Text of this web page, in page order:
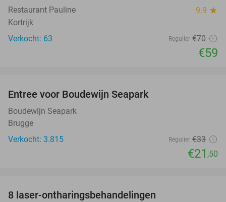
Restaurant Pauline 9.9 star
Kortrijk
Verkocht: 63
Regulier €70
€59
Entree voor Boudewijn Seapark
Boudewijn Seapark
Brugge
Verkocht: 3.815
Regulier €33
€21 ,50
8 laser-ontharingsbehandelingen